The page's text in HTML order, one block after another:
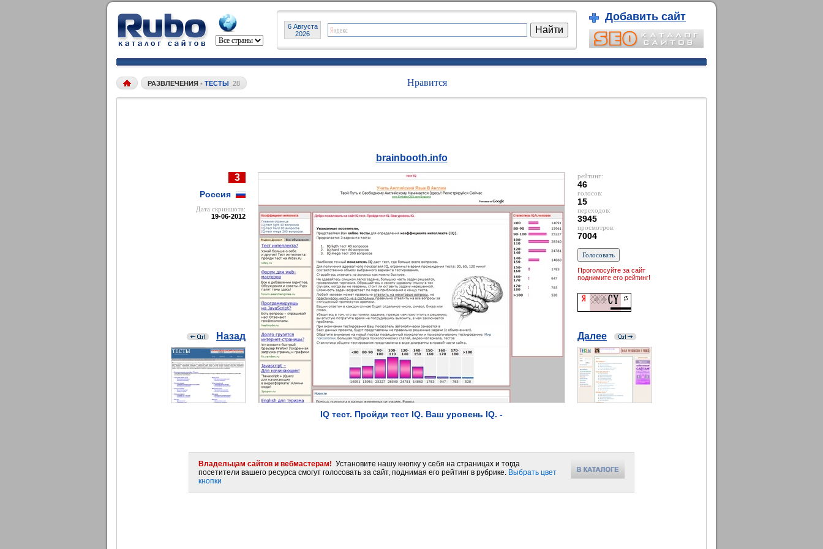
6 Августа
2026
Добавить сайт
РАЗВЛЕЧЕНИЯ • ТЕСТЫ 28 Нравится
3
Россия
Дата cкриншота:
19-06-2012
Назад
brainbooth.info
IQ тест. Пройди тест IQ. Ваш уровень IQ. -
рейтинг:
46
голосов:
15
переходов:
3945
просмотров:
7004
Проголосуйте за сайт
поднимите его рейтинг!
Далее
Владельцам сайтов и вебмастерам! Установите нашу кнопку у себя на страницах и тогда
посетители вашего ресурса смогут голосовать за сайт, поднимая его рейтинг в рубрике. Выбрать цвет
кнопки